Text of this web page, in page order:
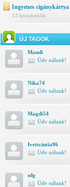
Ingyenes
13 hozzászólás
ÚJ TAGOK
Mandi
Üdv nálunk!
Nika74
Üdv nálunk!
Magdi54
Üdv nálunk!
Ivettcintia96
Üdv nálunk!
sdg
Üdv nálunk!